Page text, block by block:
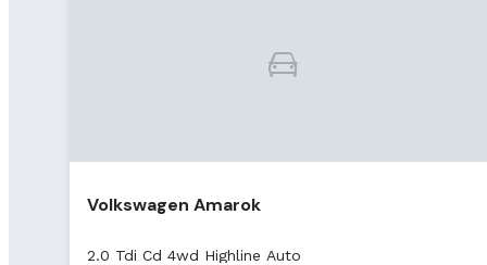
Volkswagen Amarok
2.0 Tdi Cd 4wd Highline Auto